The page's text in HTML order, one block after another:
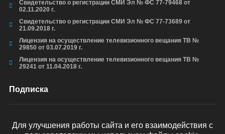
Свидетельство о регистрации СМИ Эл № ФС 77-79468 от
02.11.2020 г.
Свидетельство о регистрации СМИ Эл № ФС 77-73689 от
21.09.2018 г.
Лицензия на осуществление телевизионного вещания ТВ №
29850 от 03.07.2019 г.
Лицензия на осуществление телевизионного вещания ТВ №
29241 от 11.04.2018 г.
Подписка
Для улучшения работы сайта и его взаимодействия с